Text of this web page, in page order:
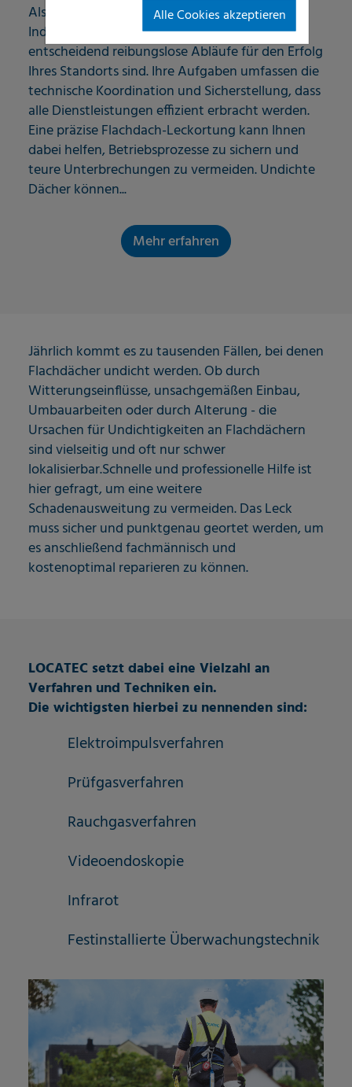
Als Technischer Abteilungsleiter eines großen
Industrieunternehmens wissen Sie, wie
entscheidend reibungslose Abläufe für den Erfolg
Ihres Standorts sind. Ihre Aufgaben umfassen die
technische Koordination und Sicherstellung, dass
alle Dienstleistungen effizient erbracht werden.
Eine präzise Flachdach-Leckortung kann Ihnen
dabei helfen, Betriebsprozesse zu sichern und
teure Unterbrechungen zu vermeiden. Undichte
Dächer können...
Mehr erfahren
Jährlich kommt es zu tausenden Fällen, bei denen
Flachdächer undicht werden. Ob durch
Witterungseinflüsse, unsachgemäßen Einbau,
Umbauarbeiten oder durch Alterung - die
Ursachen für Undichtigkeiten an Flachdächern
sind vielseitig und oft nur schwer
lokalisierbar.Schnelle und professionelle Hilfe ist
hier gefragt, um eine weitere
Schadenausweitung zu vermeiden. Das Leck
muss sicher und punktgenau geortet werden, um
es anschließend fachmännisch und
kostenoptimal reparieren zu können.
LOCATEC setzt dabei eine Vielzahl an
Verfahren und Techniken ein.
Die wichtigsten hierbei zu nennenden sind:
Elektroimpulsverfahren
Prüfgasverfahren
Rauchgasverfahren
Videoendoskopie
Infrarot
Festinstallierte Überwachungstechnik
Alle Cookies akzeptieren